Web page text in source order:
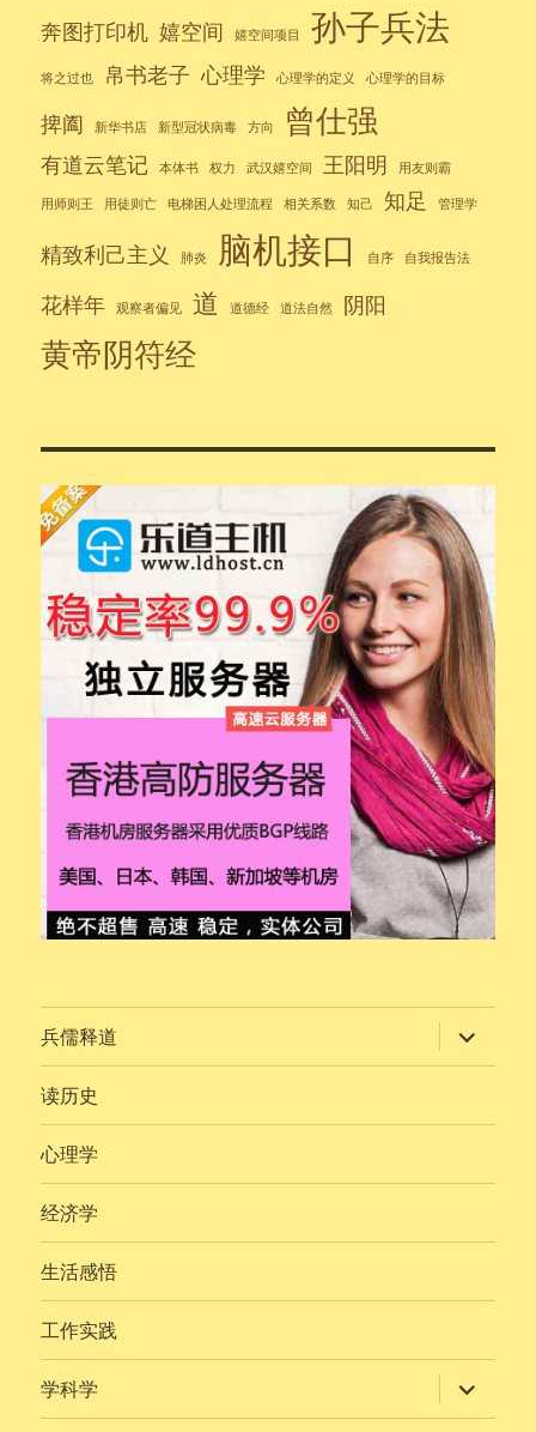
奔图打印机 嬉空间 嬉空间项目 孙子兵法
将之过也 帛书老子 心理学 心理学的定义 心理学的目标
捭阖 新华书店 新型冠状病毒 方向 曾仕强
有道云笔记 本体书 权力 武汉嬉空间 王阳明 用友则霸
用师则王 用徒则亡 电梯困人处理流程 相关系数 知己 知足 管理学
精致利己主义 肺炎 脑机接口 自序 自我报告法
花样年 观察者偏见 道 道德经 道法自然 阴阳
黄帝阴符经
兵儒释道 展
开
子
读历史
心理学
经济学
生活感悟
工作实践
学科学 展
开
子